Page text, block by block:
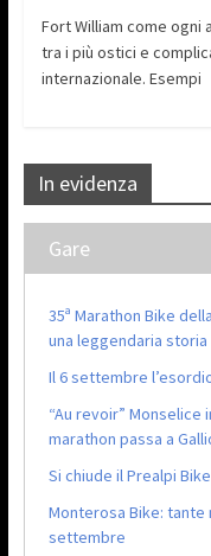
Fort William come ogni
tra i più ostici e
internazionale. Esempi
In evidenza
Gare
35ª Marathon Bike
una leggendaria storia
Il 6 settembre
“Au revoir” Monselice
marathon passa a
Si chiude il Prealpi
Monterosa Bike:
settembre